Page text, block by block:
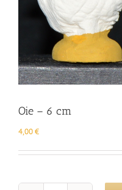
Oie – 6 cm
4,00€